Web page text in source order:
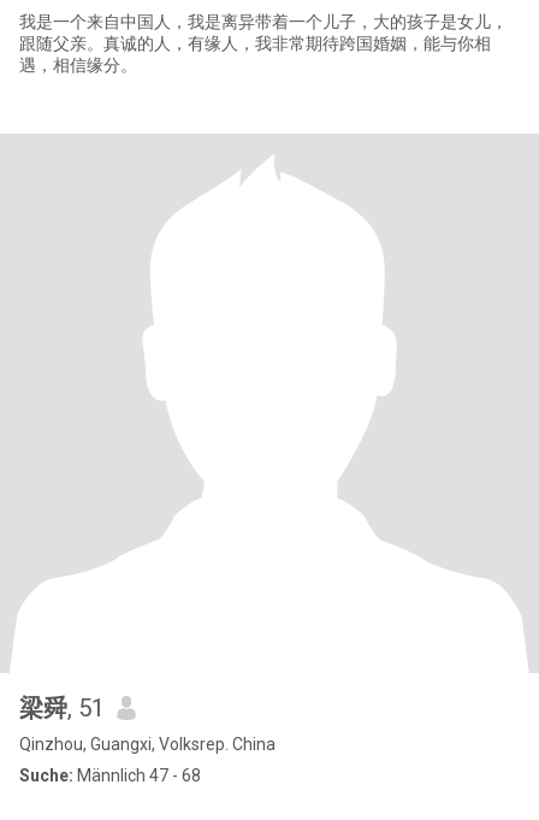
我是一个来自中国人，我是离异带着一个儿子，大的孩子是女儿，
跟随父亲。真诚的人，有缘人，我非常期待跨国婚姻，能与你相
遇，相信缘分。
梁舜, 51
Qinzhou, Guangxi, Volksrep. China
Suche: Männlich 47 - 68